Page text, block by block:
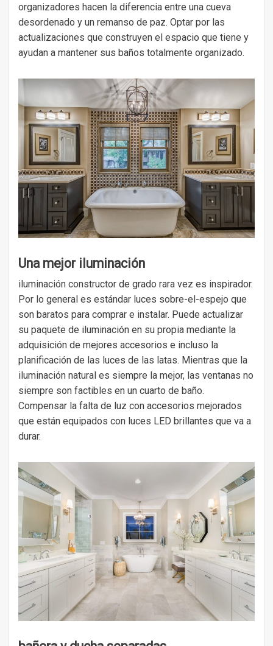
organizadores hacen la diferencia entre una cueva
desordenado y un remanso de paz. Optar por las
actualizaciones que construyen el espacio que tiene y
ayudan a mantener sus baños totalmente organizado.
Una mejor iluminación
iluminación constructor de grado rara vez es inspirador.
Por lo general es estándar luces sobre-el-espejo que
son baratos para comprar e instalar. Puede actualizar
su paquete de iluminación en su propia mediante la
adquisición de mejores accesorios e incluso la
planificación de las luces de las latas. Mientras que la
iluminación natural es siempre la mejor, las ventanas no
siempre son factibles en un cuarto de baño.
Compensar la falta de luz con accesorios mejorados
que están equipados con luces LED brillantes que va a
durar.